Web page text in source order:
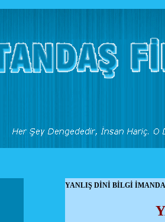
YANLIŞ DİNİ BİLGİ